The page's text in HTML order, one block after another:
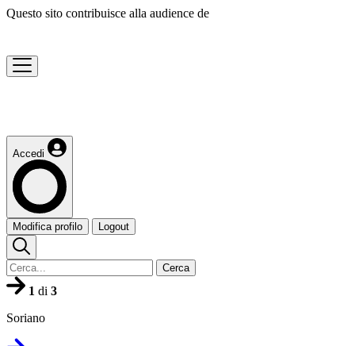
Questo sito contribuisce alla audience de
Accedi
Modifica profilo Logout
Cerca
1 di 3
Soriano